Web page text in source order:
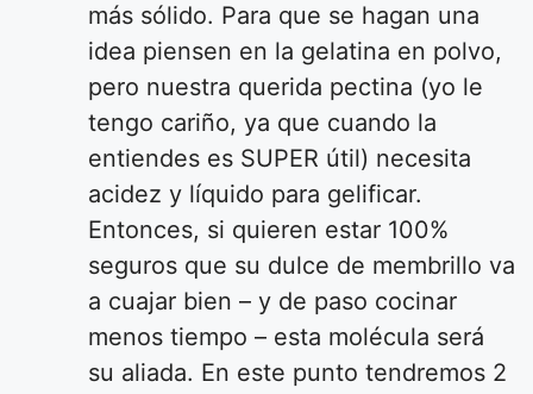
más sólido. Para que se hagan una
idea piensen en la gelatina en polvo,
pero nuestra querida pectina (yo le
tengo cariño, ya que cuando la
entiendes es SUPER útil) necesita
acidez y líquido para gelificar.
Entonces, si quieren estar 100%
seguros que su dulce de membrillo va
a cuajar bien – y de paso cocinar
menos tiempo – esta molécula será
su aliada. En este punto tendremos 2